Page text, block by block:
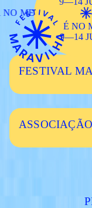
É
9—14
MEIO DO OCEANO
FESTIVAL